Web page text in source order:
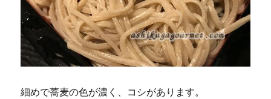
細めで蕎麦の色が濃く、コシがあります。